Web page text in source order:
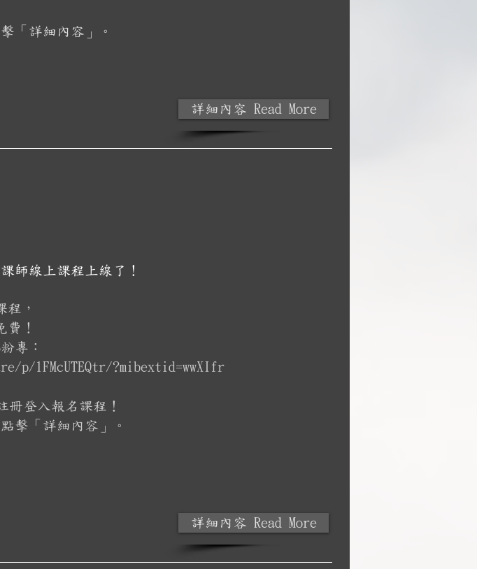
「詳細內容」。
詳細內容 Read More
師線上課程上線了！
，
！
專：​
p/1FMcUTEQtr/?mibextid=wwXIfr
登入報名課程！​
擊「詳細內容」。
詳細內容 Read More